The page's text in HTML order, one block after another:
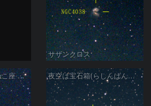
サザンクロス
夜空は宝石箱(やまねこ座 NGC2683) Seestar50 夜空は宝石箱(らしんばん座 NGC2613) Seestar50